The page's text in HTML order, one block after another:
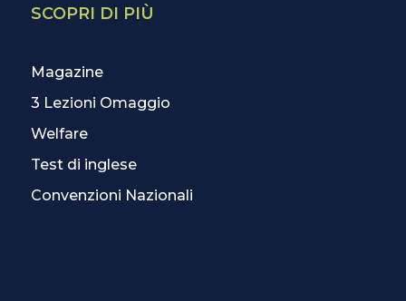
SCOPRI DI PIÙ
Magazine
3 Lezioni Omaggio
Welfare
Test di inglese
Convenzioni Nazionali